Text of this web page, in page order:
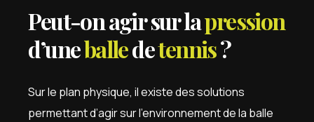
Peut-on agir sur lapression
d’uneballedetennis?
Sur le plan physique, il existe des solutions
permettant d’agir sur l’environnement de la balle